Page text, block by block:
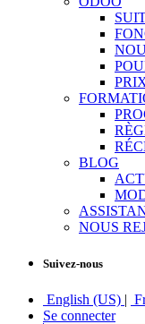
BLOG
NOUS
Suivez-nous
English (US) |
Se connecter